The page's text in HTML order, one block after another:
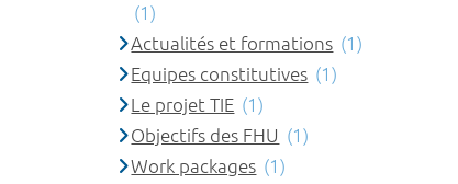
(1)
Actualités et formations (1)
Equipes constitutives (1)
Le projet TIE (1)
Objectifs des FHU (1)
Work packages (1)